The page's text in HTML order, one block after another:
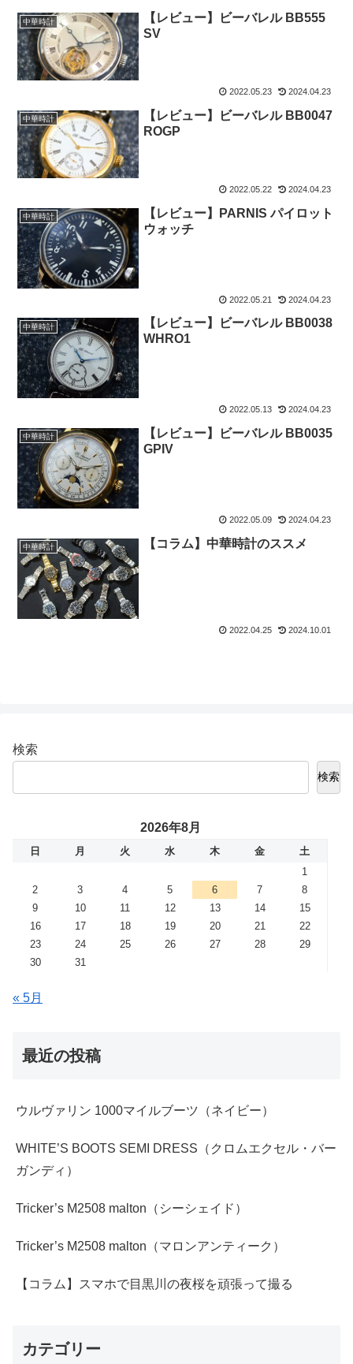
中華時計
【レビュー】ビーバレル BB555
SV
2022.05.23 2024.04.23
中華時計
【レビュー】ビーバレル BB0047
ROGP
2022.05.22 2024.04.23
中華時計
【レビュー】PARNIS パイロット
ウォッチ
2022.05.21 2024.04.23
中華時計
【レビュー】ビーバレル BB0038
WHRO1
2022.05.13 2024.04.23
中華時計
【レビュー】ビーバレル BB0035
GPIV
2022.05.09 2024.04.23
中華時計 【コラム】中華時計のススメ
2022.04.25 2024.10.01
検索
検索
2026年8月
日 月 火 水 木 金
土
1
2
3 4 5 6 7
8
9
10 11 12 13 14
15
16
17 18 19 20 21
22
23
24 25 26 27 28
29
30
31
« 5月
最近の投稿
ウルヴァリン 1000マイルブーツ（ネイビー）
WHITE’S BOOTS SEMI DRESS（クロムエクセル・バー
ガンディ）
Tricker’s M2508 malton（シーシェイド）
Tricker’s M2508 malton（マロンアンティーク）
【コラム】スマホで目黒川の夜桜を頑張って撮る
カテゴリー